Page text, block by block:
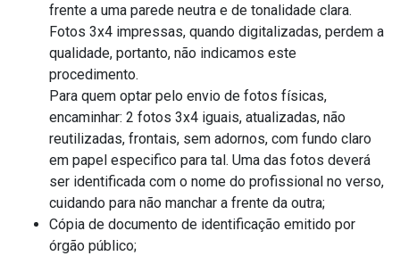
frente a uma parede neutra e de tonalidade clara.
Fotos 3x4 impressas, quando digitalizadas, perdem a
qualidade, portanto, não indicamos este
procedimento.
Para quem optar pelo envio de fotos físicas,
encaminhar: 2 fotos 3x4 iguais, atualizadas, não
reutilizadas, frontais, sem adornos, com fundo claro
em papel especifico para tal. Uma das fotos deverá
ser identificada com o nome do profissional no verso,
cuidando para não manchar a frente da outra;
Cópia de documento de identificação emitido por
órgão público;